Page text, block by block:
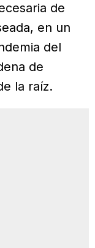
de
en un
del
de
la raíz.